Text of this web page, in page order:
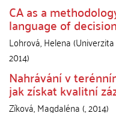
CA as a
language of
Lohrová, Helena(
2014)
Nahrávání v
jak získat kvalitní
Zíková, Magdaléna(,2014)